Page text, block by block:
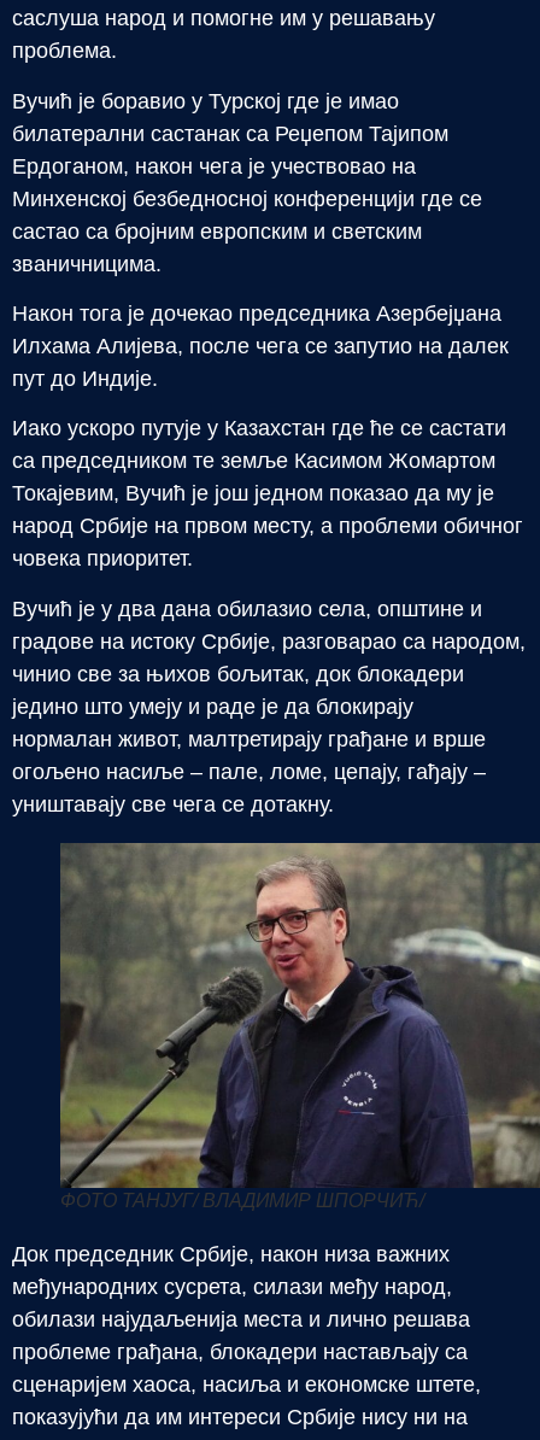
саслуша народ и помогне им у решавању
проблема.
Вучић је боравио у Турској где је имао
билатерални састанак са Реџепом Тајипом
Ердоганом, након чега је учествовао на
Минхенској безбедносној конференцији где се
састао са бројним европским и светским
званичницима.
Након тога је дочекао председника Азербејџана
Илхама Алијева, после чега се запутио на далек
пут до Индије.
Иако ускоро путује у Казахстан где ће се састати
са председником те земље Касимом Жомартом
Токајевим, Вучић је још једном показао да му је
народ Србије на првом месту, а проблеми обичног
човека приоритет.
Вучић је у два дана обилазио села, општине и
градове на истоку Србије, разговарао са народом,
чинио све за њихов бољитак, док блокадери
једино што умеју и раде је да блокирају
нормалан живот, малтретирају грађане и врше
огољено насиље – пале, ломе, цепају, гађају –
уништавају све чега се дотакну.
ФОТО ТАНЈУГ/ ВЛАДИМИР ШПОРЧИЋ/
Док председник Србије, након низа важних
међународних сусрета, силази међу народ,
обилази најудаљенија места и лично решава
проблеме грађана, блокадери настављају са
сценаријем хаоса, насиља и економске штете,
показујући да им интереси Србије нису ни на